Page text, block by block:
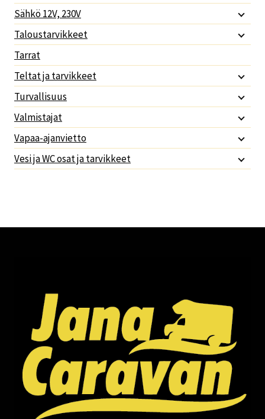
Sähkö 12V, 230V
Taloustarvikkeet
Tarrat
Teltat ja tarvikkeet
Turvallisuus
Valmistajat
Vapaa-ajanvietto
Vesi ja WC osat ja tarvikkeet